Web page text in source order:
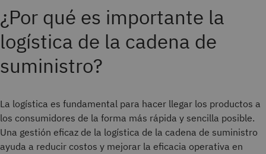
¿Por qué es importante la
logística de la cadena de
suministro?
La logística es fundamental para hacer llegar los productos a
los consumidores de la forma más rápida y sencilla posible.
Una gestión eficaz de la logística de la cadena de suministro
ayuda a reducir costos y mejorar la eficacia operativa en